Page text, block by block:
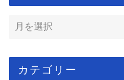
カテゴリー